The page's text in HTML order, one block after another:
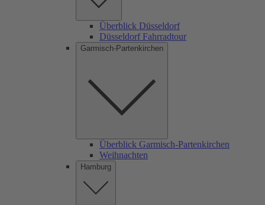
Überblick Düsseldorf
Düsseldorf Fahrradtour
Garmisch-Partenkirchen
Überblick Garmisch-Partenkirchen
Weihnachten
Hamburg